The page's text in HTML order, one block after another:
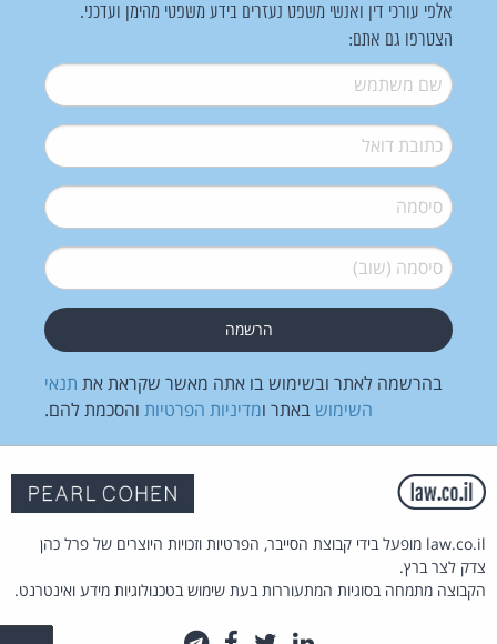
אלפי עורכי דין ואנשי משפט נעזרים בידע משפטי מהימן ועדכני.
הצטרפו גם אתם:
שם משתמש*
דואל*
סיסמה*
סיסמה (שוב)*
בהרשמה לאתר ובשימוש בו אתה מאשר שקראת את תנאי
השימוש באתר ומדיניות הפרטיות והסכמת להם.
law.co.il מופעל בידי קבוצת הסייבר, הפרטיות וזכויות היוצרים של פרל כהן
צדק לצר ברץ.
הקבוצה מתמחה בסוגיות המתעוררות בעת שימוש בטכנולוגיות מידע ואינטרנט.